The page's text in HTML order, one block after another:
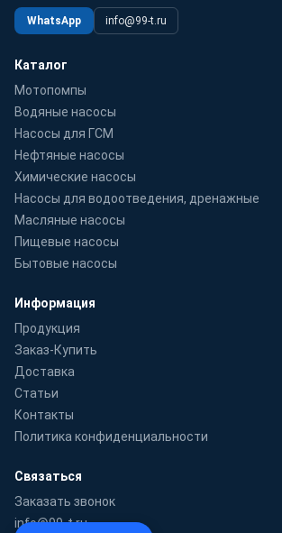
WhatsApp info@99-t.ru
Каталог
Мотопомпы
Водяные насосы
Насосы для ГСМ
Нефтяные насосы
Химические насосы
Насосы для водоотведения, дренажные
Масляные насосы
Пищевые насосы
Бытовые насосы
Информация
Продукция
Заказ-Купить
Доставка
Статьи
Контакты
Политика конфиденциальности
Связаться
Заказать звонок
info@99-t.ru